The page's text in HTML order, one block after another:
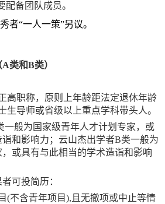
配备团队成员。
者“一人一策”另议。
A类和B类）
高职称，原则上年龄距法定退休年龄
生导师或省级以上重点学科带头人。
一般为国家级青年人才计划专家，或
和影响力；云山杰出学者B类一般为
或具有与此相当的学术造诣和影响
可投简历：
(不含青年项目),且无撤项或中止等情